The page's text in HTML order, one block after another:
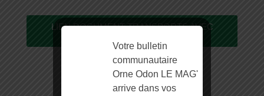
LIEN DOCUMENT TRANSPORTS AVEC
Votre bulletin
communautaire
Orne Odon LE MAG'
arrive dans vos